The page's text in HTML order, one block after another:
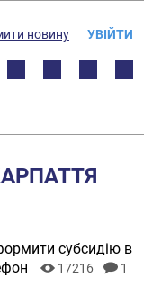
новину УВІЙТИ
субсидію в
17216 1